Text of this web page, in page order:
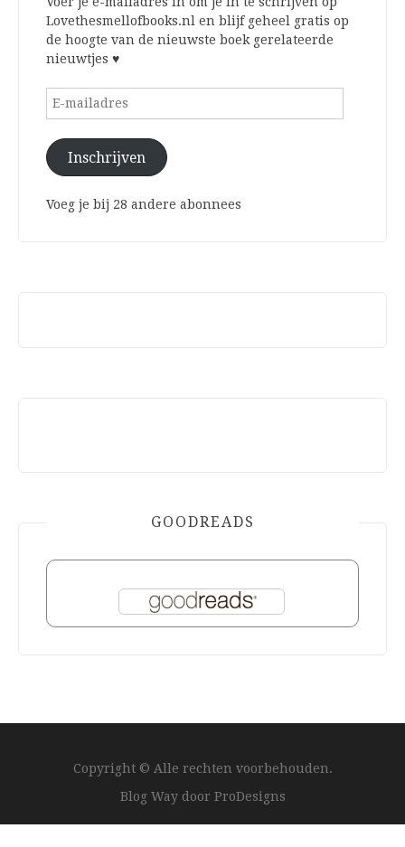
Lovethesmellofbooks.nl en blijf geheel gratis op
de hoogte van de nieuwste boek gerelateerde
nieuwtjes ♥
E-
Inschrijven
Voeg je bij 28 andere abonnees
GOODREADS
Copyright © Alle rechten voorbehouden.
Blog Way door ProDesigns